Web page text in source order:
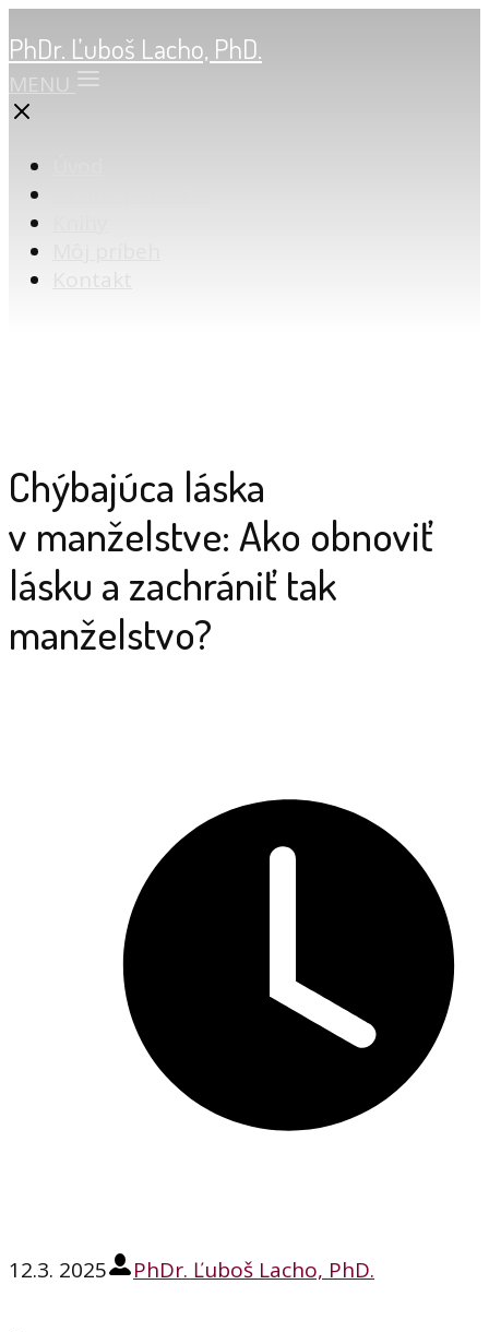
PhDr. Ľuboš Lacho, PhD.
MENU
Chýbajúca láska
v manželstve: Ako obnoviť
lásku a zachrániť tak
manželstvo?
12.3. 2025 PhDr. Ľuboš Lacho, PhD.